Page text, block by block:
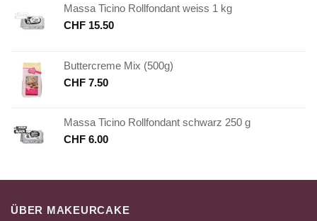
Massa Ticino Rollfondant weiss 1 kg
CHF 15.50
Buttercreme Mix (500g)
CHF 7.50
Massa Ticino Rollfondant schwarz 250 g
CHF 6.00
ÜBER MAKEURCAKE